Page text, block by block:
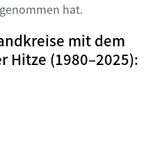
hat.
mit dem
Hitze (1980–2025):